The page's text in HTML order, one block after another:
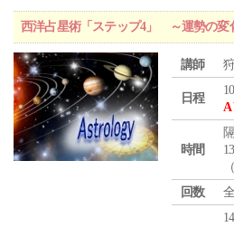
西洋占星術「ステップ4」 ～運勢の変
講師
日程
A
時間
回数